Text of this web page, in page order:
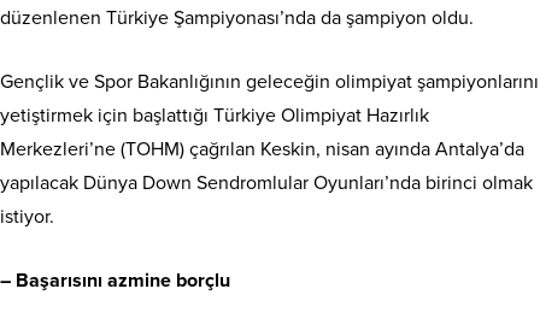
düzenlenen Türkiye Şampiyonası’nda da şampiyon oldu.
Gençlik ve Spor Bakanlığının geleceğin olimpiyat şampiyonlarını
yetiştirmek için başlattığı Türkiye Olimpiyat Hazırlık
Merkezleri’ne (TOHM) çağrılan Keskin, nisan ayında Antalya’da
yapılacak Dünya Down Sendromlular Oyunları’nda birinci olmak
istiyor.
– Başarısını azmine borçlu